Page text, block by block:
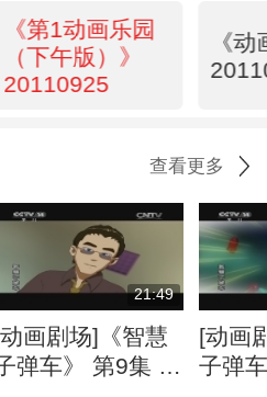
《第1动画乐园
（下午版）》
20110925
《
查看更多
21:49
画剧场]《智慧
弹车》 第9集 云
[动画
子弹